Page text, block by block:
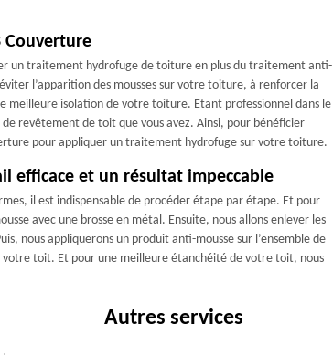
Couverture
un traitement hydrofuge de toiture en plus du traitement anti-
l’apparition des mousses sur votre toiture, à renforcer la
isolation de votre toiture. Etant professionnel dans le
revêtement de toit que vous avez. Ainsi, pour bénéficier
pour appliquer un traitement hydrofuge sur votre toiture.
efficace et un résultat impeccable
il est indispensable de procéder étape par étape. Et pour
avec une brosse en métal. Ensuite, nous allons enlever les
nous appliquerons un produit anti-mousse sur l’ensemble de
toit. Et pour une meilleure étanchéité de votre toit, nous
Autres services